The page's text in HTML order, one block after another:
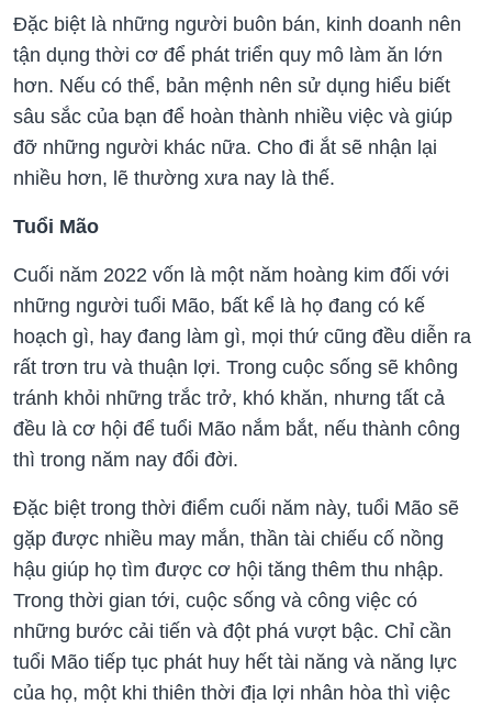
Đặc biệt là những người buôn bán, kinh doanh nên
tận dụng thời cơ để phát triển quy mô làm ăn lớn
hơn. Nếu có thể, bản mệnh nên sử dụng hiểu biết
sâu sắc của bạn để hoàn thành nhiều việc và giúp
đỡ những người khác nữa. Cho đi ắt sẽ nhận lại
nhiều hơn, lẽ thường xưa nay là thế.
Tuổi Mão
Cuối năm 2022 vốn là một năm hoàng kim đối với
những người tuổi Mão, bất kể là họ đang có kế
hoạch gì, hay đang làm gì, mọi thứ cũng đều diễn ra
rất trơn tru và thuận lợi. Trong cuộc sống sẽ không
tránh khỏi những trắc trở, khó khăn, nhưng tất cả
đều là cơ hội để tuổi Mão nắm bắt, nếu thành công
thì trong năm nay đổi đời.
Đặc biệt trong thời điểm cuối năm này, tuổi Mão sẽ
gặp được nhiều may mắn, thần tài chiếu cố nồng
hậu giúp họ tìm được cơ hội tăng thêm thu nhập.
Trong thời gian tới, cuộc sống và công việc có
những bước cải tiến và đột phá vượt bậc. Chỉ cần
tuổi Mão tiếp tục phát huy hết tài năng và năng lực
của họ, một khi thiên thời địa lợi nhân hòa thì việc